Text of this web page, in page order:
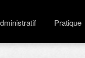
Pratique